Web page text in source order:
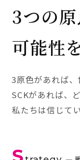
3つの
可能性
3原色があれば、
SCKがあれば、
私たちは信じてい